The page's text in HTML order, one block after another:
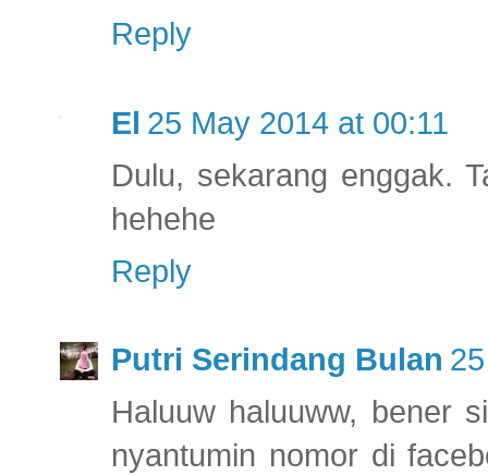
Reply
El 25 May 2014 at 00:11
Dulu, sekarang enggak.
hehehe
Reply
Putri Serindang Bulan
Haluuw haluuww, bener
nyantumin nomor di